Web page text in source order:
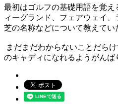
最初はゴルフの基礎用語を覚
ィーグランド、フェアウェイ
芝の名称などについて教えてい
まだまだわからないことだら
のキャディになれるようがんば